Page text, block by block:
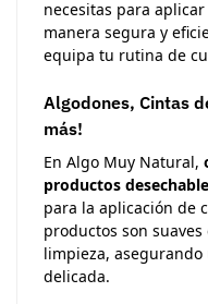
necesitas para
manera segura y
equipa tu rutina de
Algodones, Cintas
más!
En Algo Muy Natural,
productos
para la aplicación de
productos son
limpieza,
delicada.